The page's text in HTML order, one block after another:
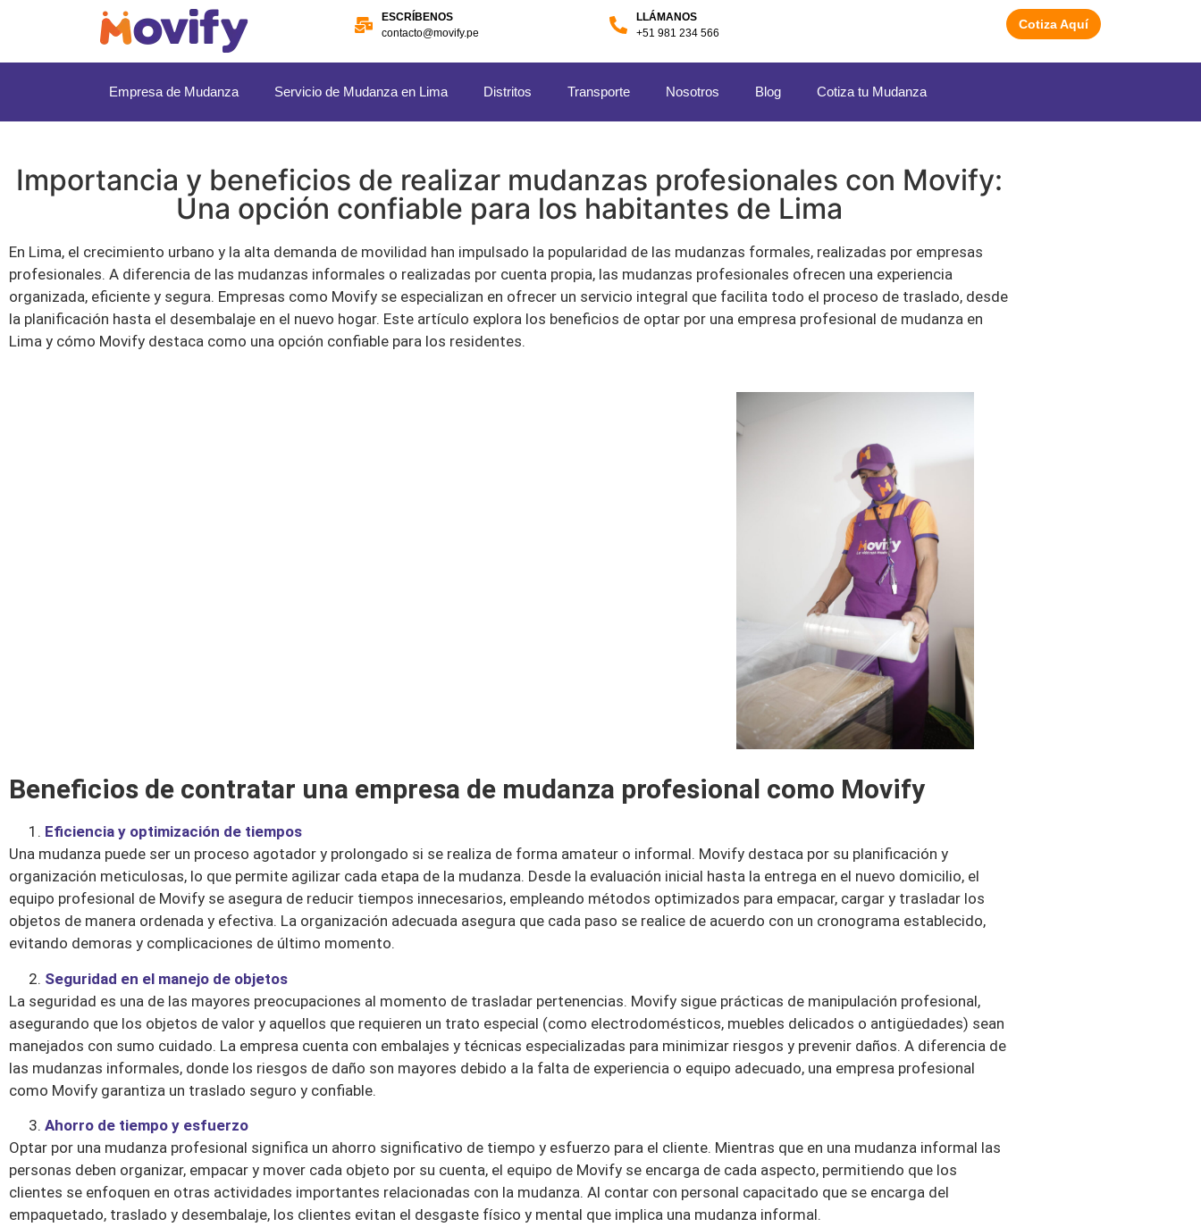
ESCRÍBENOS
contacto@movify.pe
LLÁMANOS
+51 981 234 566
Cotiza Aquí
Empresa de Mudanza Servicio de Mudanza en Lima Distritos Transporte Nosotros Blog Cotiza tu Mudanza
Importancia y beneficios de realizar mudanzas profesionales con Movify:
Una opción confiable para los habitantes de Lima
En Lima, el crecimiento urbano y la alta demanda de movilidad han impulsado la popularidad de las mudanzas formales, realizadas por empresas
profesionales. A diferencia de las mudanzas informales o realizadas por cuenta propia, las mudanzas profesionales ofrecen una experiencia
organizada, eficiente y segura. Empresas como Movify se especializan en ofrecer un servicio integral que facilita todo el proceso de traslado, desde
la planificación hasta el desembalaje en el nuevo hogar. Este artículo explora los beneficios de optar por una empresa profesional de mudanza en
Lima y cómo Movify destaca como una opción confiable para los residentes.
Beneficios de contratar una empresa de mudanza profesional como Movify
Eficiencia y optimización de tiempos
Una mudanza puede ser un proceso agotador y prolongado si se realiza de forma amateur o informal. Movify destaca por su planificación y
organización meticulosas, lo que permite agilizar cada etapa de la mudanza. Desde la evaluación inicial hasta la entrega en el nuevo domicilio, el
equipo profesional de Movify se asegura de reducir tiempos innecesarios, empleando métodos optimizados para empacar, cargar y trasladar los
objetos de manera ordenada y efectiva. La organización adecuada asegura que cada paso se realice de acuerdo con un cronograma establecido,
evitando demoras y complicaciones de último momento.
Seguridad en el manejo de objetos
La seguridad es una de las mayores preocupaciones al momento de trasladar pertenencias. Movify sigue prácticas de manipulación profesional,
asegurando que los objetos de valor y aquellos que requieren un trato especial (como electrodomésticos, muebles delicados o antigüedades) sean
manejados con sumo cuidado. La empresa cuenta con embalajes y técnicas especializadas para minimizar riesgos y prevenir daños. A diferencia de
las mudanzas informales, donde los riesgos de daño son mayores debido a la falta de experiencia o equipo adecuado, una empresa profesional
como Movify garantiza un traslado seguro y confiable.
Ahorro de tiempo y esfuerzo
Optar por una mudanza profesional significa un ahorro significativo de tiempo y esfuerzo para el cliente. Mientras que en una mudanza informal las
personas deben organizar, empacar y mover cada objeto por su cuenta, el equipo de Movify se encarga de cada aspecto, permitiendo que los
clientes se enfoquen en otras actividades importantes relacionadas con la mudanza. Al contar con personal capacitado que se encarga del
empaquetado, traslado y desembalaje, los clientes evitan el desgaste físico y mental que implica una mudanza informal.